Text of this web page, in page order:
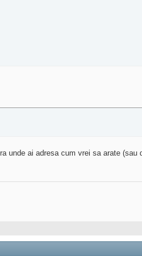
ai adresa cum vrei sa arate